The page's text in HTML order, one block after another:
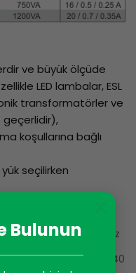
Bulunun
ve büyük ölçüde
LED lambalar, ESL
transformatörler ve
geçerlidir),
koşullarına bağlı
seçilirken
direnci genellikle
direncinden en az
ampul yaklaşık 40